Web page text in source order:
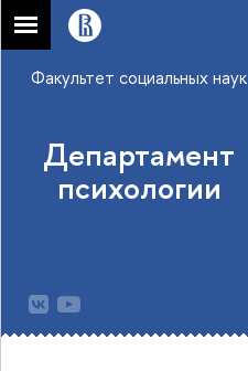
Факультет социальных наук
Департамент
психологии